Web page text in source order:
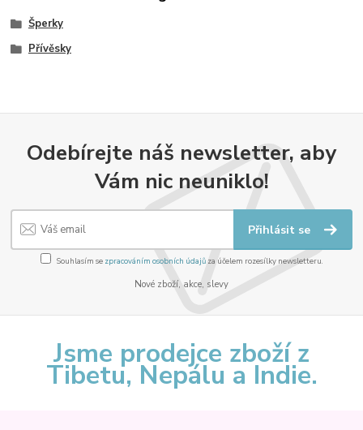
Šperky
Přívěsky
Odebírejte náš newsletter, aby
Vám nic neuniklo!
Přihlásit se
Souhlasím se zpracováním osobních údajůza účelem rozesílky newsletteru.
Nové zboží, akce, slevy
Jsme prodejce zboží z
Tibetu, Nepálu a Indie.